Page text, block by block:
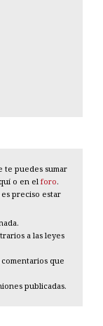
te puedes sumar
o en el foro.
preciso estar
a las leyes
que
publicadas.